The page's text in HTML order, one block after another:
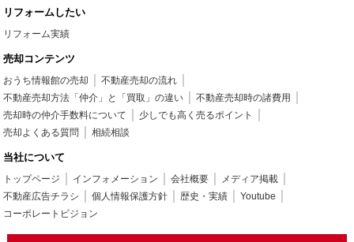
リフォームしたい
リフォーム実績
売却コンテンツ
おうち情報館の売却
不動産売却の流れ
不動産売却方法「仲介」と「買取」の違い
不動産売却時の諸費用
売却時の仲介手数料について
少しでも高く売るポイント
売却よくある質問
相続相談
当社について
トップページ インフォメーション 会社概要
メディア掲載
不動産広告チラシ
個人情報保護方針 歴史・実績
Youtube
コーポレートビジョン